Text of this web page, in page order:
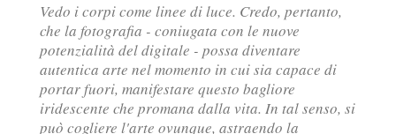
Vedo i corpi come linee di luce. Credo, pertanto,
che la fotografia - coniugata con le nuove
potenzialità del digitale - possa diventare
autentica arte nel momento in cui sia capace di
portar fuori, manifestare questo bagliore
iridescente che promana dalla vita. In tal senso, si
può cogliere l'arte ovunque, astraendo la